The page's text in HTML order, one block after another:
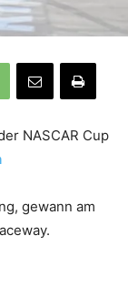
NASCAR Cup
gewann am